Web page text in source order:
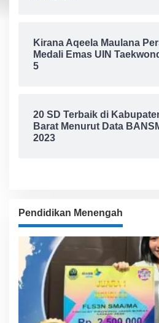
Kirana Aqeela Maulana
Medali Emas UIN
5
20 SD Terbaik di
Barat Menurut Data
2023
Pendidikan Menengah